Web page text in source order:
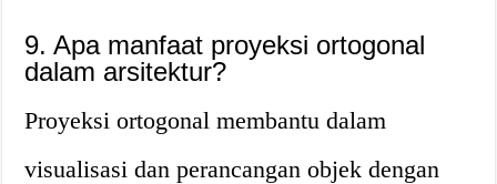
9. Apa manfaat proyeksi ortogonal
dalam arsitektur?
Proyeksi ortogonal membantu dalam
visualisasi dan perancangan objek dengan